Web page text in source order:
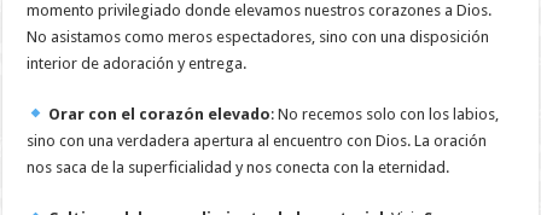
momento privilegiado donde elevamos nuestros corazones a Dios.
No asistamos como meros espectadores, sino con una disposición
interior de adoración y entrega.
Orar con el corazón elevado: No recemos solo con los labios,
sino con una verdadera apertura al encuentro con Dios. La oración
nos saca de la superficialidad y nos conecta con la eternidad.